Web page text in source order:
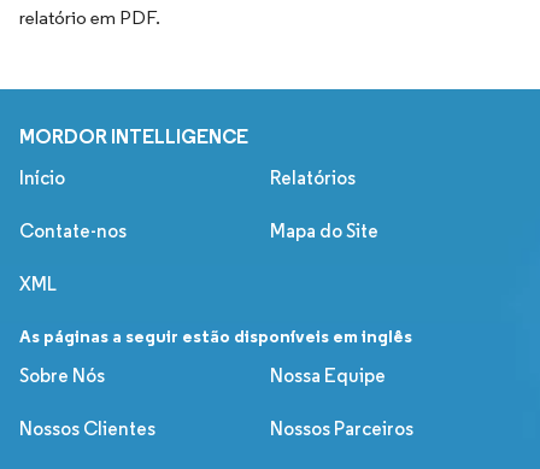
relatório em PDF.
MORDOR INTELLIGENCE
Início Relatórios
Contate-nos Mapa do Site
XML
As páginas a seguir estão disponíveis em inglês
Sobre Nós
Nossa Equipe
Nossos Clientes Nossos Parceiros